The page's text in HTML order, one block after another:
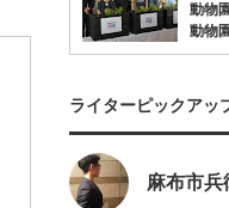
動物
動物
ライターピックアッ
麻布市兵